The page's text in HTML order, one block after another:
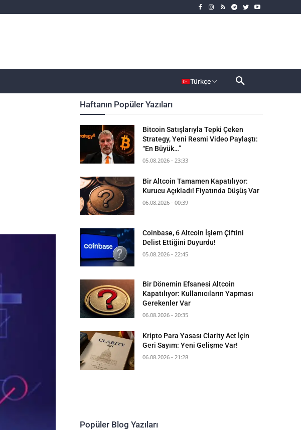
Türkçe
Haftanın Popüler Yazıları
Bitcoin Satışlarıyla Tepki Çeken
Strategy, Yeni Resmi Video Paylaştı:
“En Büyük…”
05.08.2026 - 23:33
Bir Altcoin Tamamen Kapatılıyor:
Kurucu Açıkladı! Fiyatında Düşüş Var
06.08.2026 - 00:39
Coinbase, 6 Altcoin İşlem Çiftini
Delist Ettiğini Duyurdu!
05.08.2026 - 22:45
Bir Dönemin Efsanesi Altcoin
Kapatılıyor: Kullanıcıların Yapması
Gerekenler Var
06.08.2026 - 20:35
Kripto Para Yasası Clarity Act İçin
Geri Sayım: Yeni Gelişme Var!
06.08.2026 - 21:28
Popüler Blog Yazıları